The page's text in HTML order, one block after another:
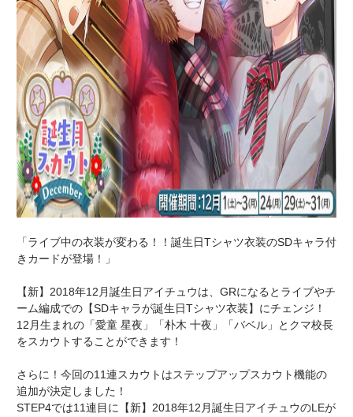
ギャラリー
「ライブ中の衣装が変わる！！誕生日Tシャツ衣装のSDキャラ付
きカードが登場！」
【新】2018年12月誕生日アイチュウは、GRになるとライブやチ
ーム編成での【SDキャラが誕生日Tシャツ衣装】にチェンジ！
12月生まれの「愛童 星夜」「朴木 十夜」「バベル」とクマ校長
をスカウトすることができます！
さらに！今回の11連スカウトはステップアップスカウト機能の
追加が決定しました！
STEP4では11連目に【新】2018年12月誕生日アイチュウのLEが